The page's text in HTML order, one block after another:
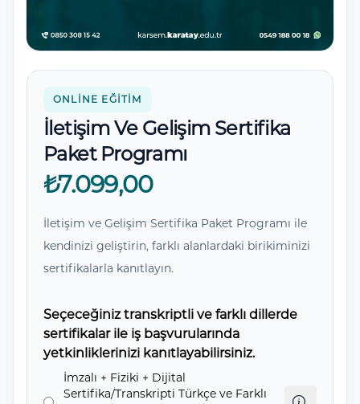
Yorumlar
ONLINE EĞITIM
İletişim Ve Gelişim Sertifika
Paket Programı
₺7.099,00
İletişim ve Gelişim Sertifika Paket Programı ile
kendinizi geliştirin, farklı alanlardaki birikiminizi
sertifikalarla kanıtlayın.
Seçeceğiniz transkriptli ve farklı dillerde
sertifikalar ile iş başvurularında
yetkinliklerinizi kanıtlayabilirsiniz.
İmzalı + Fiziki + Dijital
Sertifika/Transkripti Türkçe ve Farklı